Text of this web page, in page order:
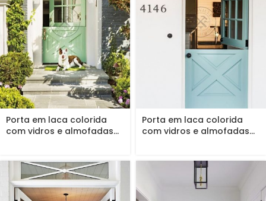
Porta em laca colorida
com vidros e almofadas...
Porta em laca colorida
com vidros e almofadas...